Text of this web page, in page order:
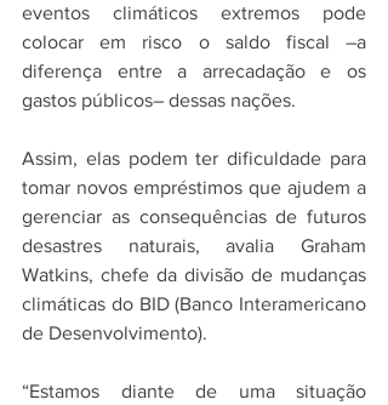
eventos climáticos extremos pode
colocar em risco o saldo fiscal –a
diferença entre a arrecadação e os
gastos públicos– dessas nações.
Assim, elas podem ter dificuldade para
tomar novos empréstimos que ajudem a
gerenciar as consequências de futuros
desastres naturais, avalia Graham
Watkins, chefe da divisão de mudanças
climáticas do BID (Banco Interamericano
de Desenvolvimento).
“Estamos diante de uma situação